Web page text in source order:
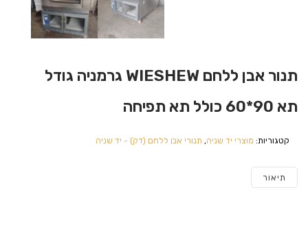
תנור אבן ללחם WIESHEW גרמניה גודל
תא 90*60 כולל תא תפיחה
קטגוריות: מוצרי יד שניה, תנורי אבן ללחם (דק) - יד שניה
תיאור